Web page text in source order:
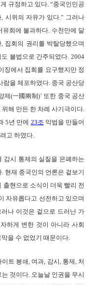
규정하고 있다. “중국인민공
시위의 자유가 있다.” 그러나
희에 불과하다. 수천만에 달
집회의 권리를 박탈당했으며
불법으로 간주되었다. 2004
징에서 집회를 요구했지만 정
람을 체포하였다. 중국 공산당
제(一國兩制)’ 또한 중국 공산
해 만든 한 차례 사기극이다.
5년 만에 23조 악법을 만들어
고 하였다.
감시 통제의 실질을 은폐하는
현재 중국인의 언론은 겉보기
현으로 소식이 더욱 빨리 전
자유롭다고 선전하고 있으며
나 이것은 겉으로 드러난 가
하게 변한 것이 아니라 사회
을 수 없었기 때문이다.
트 봉쇄, 여과, 감시, 통제, 처
것이다. 오늘날 인권을 무시